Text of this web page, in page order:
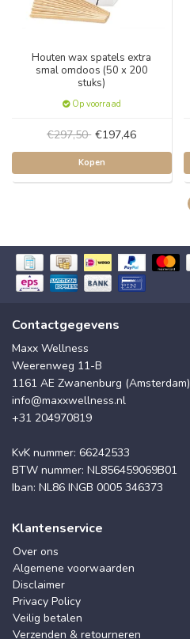
Houten wax spatels extra
smal omdoos (50 x 200
stuks)
Op voorraad
€297,50 €197,46
Kopen
Contactgegevens
Maxx Wellness
Weerenweg 11-B
1161 AE Zwanenburg (Amsterdam)
info@maxxwellness.nl
+31 204970819
KvK nummer: 66242533
BTW nummer: NL856459069B01
Iban: NL86 INGB 0005 346373
Klantenservice
Over ons
Algemene voorwaarden
Disclaimer
Privacy Policy
Veilig betalen
Verzenden & retourneren